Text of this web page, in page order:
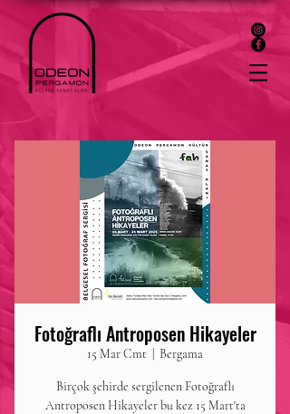
Fotoğraflı Antroposen Hikayeler
15 Mar Cmt Bergama
Birçok şehirde sergilenen Fotoğraflı
Antroposen Hikayeler bu kez 15 Mart'ta